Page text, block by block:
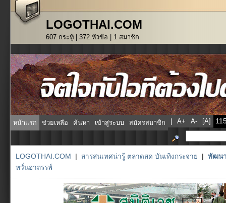
LOGOTHAI.COM
607 กระทู้ | 372 หัวข้อ | 1 สมาชิก
หน้าแรก ช่วยเหลือ ค้นหา เข้าสู่ระบบ สมัครสมาชิก | A+ A- [A]
LOGOTHAI.COM | สารสนเทศน่ารู้ ตลาดสด บันเทิงกระจาย | พัฒนา
หวั่นอาถรรพ์